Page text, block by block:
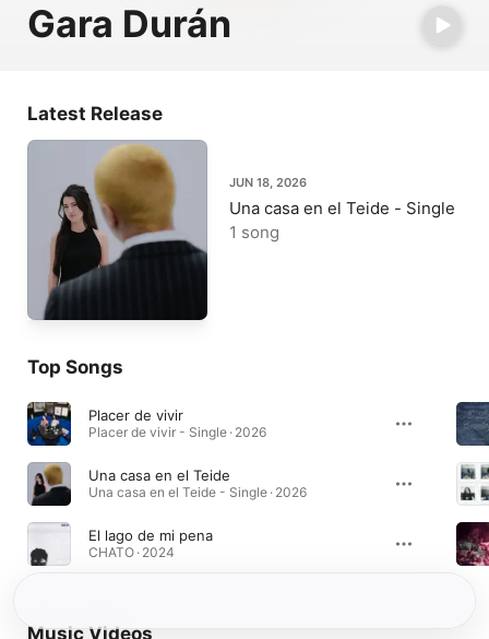
Gara Durán
Latest Release
JUN 18, 2026
Una casa en el Teide - Single
1 song
Top Songs
Placer de vivir
Placer de vivir - Single · 2026
Una casa en el Teide
Una casa en el Teide - Single · 2026
El lago de mi pena
CHATO · 2024
Music Videos